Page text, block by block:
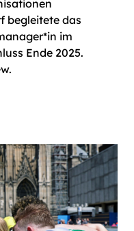
begleitete das
im
Ende 2025.